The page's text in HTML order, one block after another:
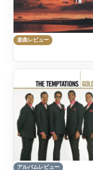
楽曲レビュー
アルバムレビュー